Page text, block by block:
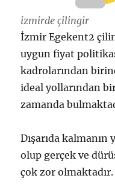
izmirde çilingir
İzmir Egekent2
uygun fiyat
kadrolarından
ideal yollarından
zamanda
Dışarıda kalmanın
olup gerçek ve
çok zor olmaktadır.